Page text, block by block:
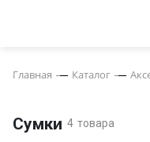
Главная Каталог
Сумки 4 товара